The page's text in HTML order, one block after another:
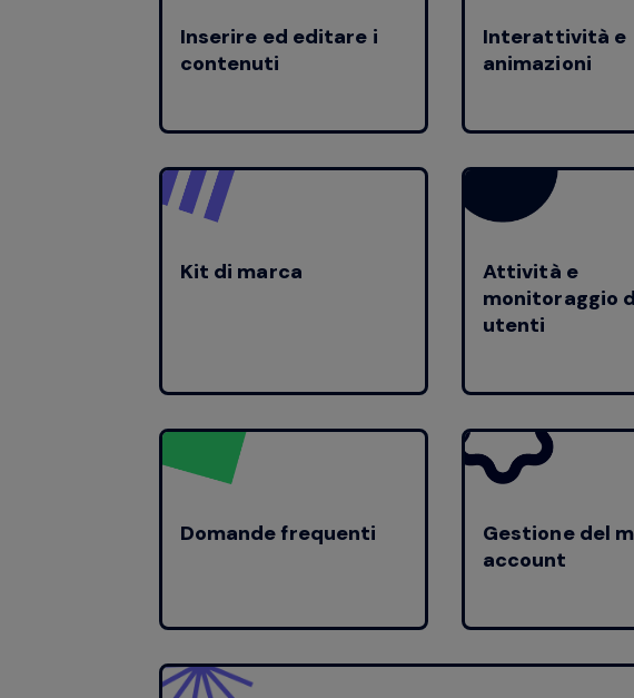
Inserire ed editare i
contenuti
Interattività e
animazioni
Kit di marca
Attività e
monitoraggio
utenti
Domande frequenti
Gestione del
account